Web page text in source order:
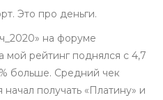
Это про деньги.
на форуме
мой рейтинг поднялся с 4,7
больше. Средний чек
получать «Платину» и